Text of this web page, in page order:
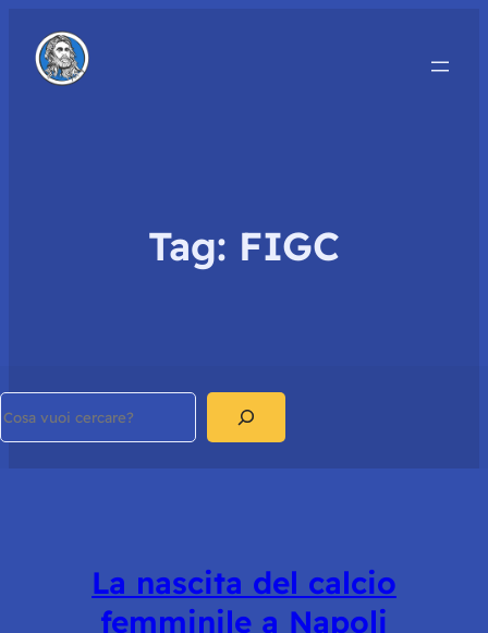
Tag: FIGC
La nascita del calcio
femminile a Napoli